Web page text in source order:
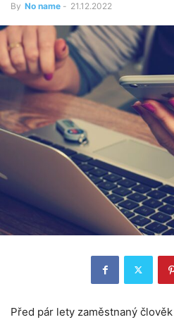
By No name - 21.12.2022
Před pár lety zaměstnaný